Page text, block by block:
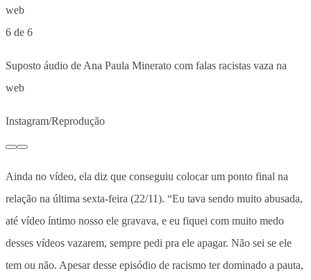
6 de 6
Suposto áudio de Ana Paula Minerato com falas racistas vaza na
web
Instagram/Reprodução
Ainda no vídeo, ela diz que conseguiu colocar um ponto final na
relação na última sexta-feira (22/11). “Eu tava sendo muito abusada,
até vídeo íntimo nosso ele gravava, e eu fiquei com muito medo
desses vídeos vazarem, sempre pedi pra ele apagar. Não sei se ele
tem ou não. Apesar desse episódio de racismo ter dominado a pauta,